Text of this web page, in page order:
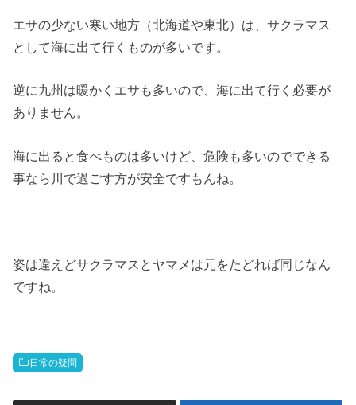
エサの少ない寒い地方（北海道や東北）は、サクラマス
として海に出て行くものが多いです。
逆に九州は暖かくエサも多いので、海に出て行く必要が
ありません。
海に出ると食べものは多いけど、危険も多いのでできる
事なら川で過ごす方が安全ですもんね。
姿は違えどサクラマスとヤマメは元をたどれば同じなん
ですね。
日常の疑問